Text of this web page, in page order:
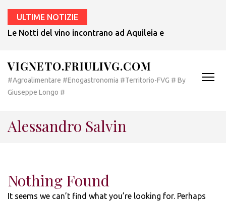
ULTIME NOTIZIE
Le Notti del vino incontrano ad Aquileia e a Bertiolo lo
VIGNETO.FRIULIVG.COM
#Agroalimentare #Enogastronomia #Territorio-FVG # By
Giuseppe Longo #
Alessandro Salvin
Nothing Found
It seems we can’t find what you’re looking for. Perhaps